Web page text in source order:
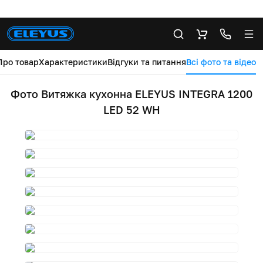
товарХарактеристикиВідгуки та питанняВсі фото та відео
Фото Витяжка кухонна ELEYUS INTEGRA 1200
LED 52 WH